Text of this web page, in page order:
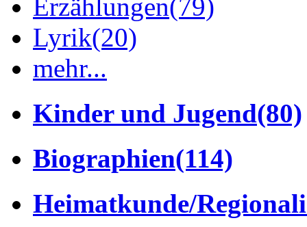
Erzählungen(79)
Lyrik(20)
mehr...
Kinder und Jugend(80)
Biographien(114)
Heimatkunde/